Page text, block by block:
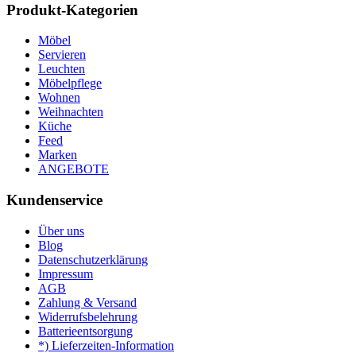
Produkt-Kategorien
Möbel
Servieren
Leuchten
Möbelpflege
Wohnen
Weihnachten
Küche
Feed
Marken
ANGEBOTE
Kundenservice
Über uns
Blog
Datenschutzerklärung
Impressum
AGB
Zahlung & Versand
Widerrufsbelehrung
Batterieentsorgung
*) Lieferzeiten-Information